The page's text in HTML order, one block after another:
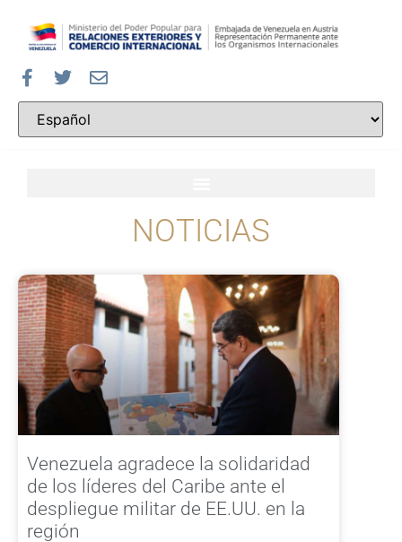
NOTICIAS
Venezuela agradece la solidaridad
de los líderes del Caribe ante el
despliegue militar de EE.UU. en la
región